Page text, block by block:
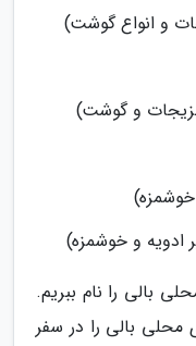
و انواع گوشت)
و گوشت)
ادویه و خوشمزه)
بالی را نام ببریم.
محلی بالی را در سفر